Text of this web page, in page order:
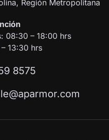
Región Metropolitana
08:30 – 18:00 hrs
13:30 hrs
8575